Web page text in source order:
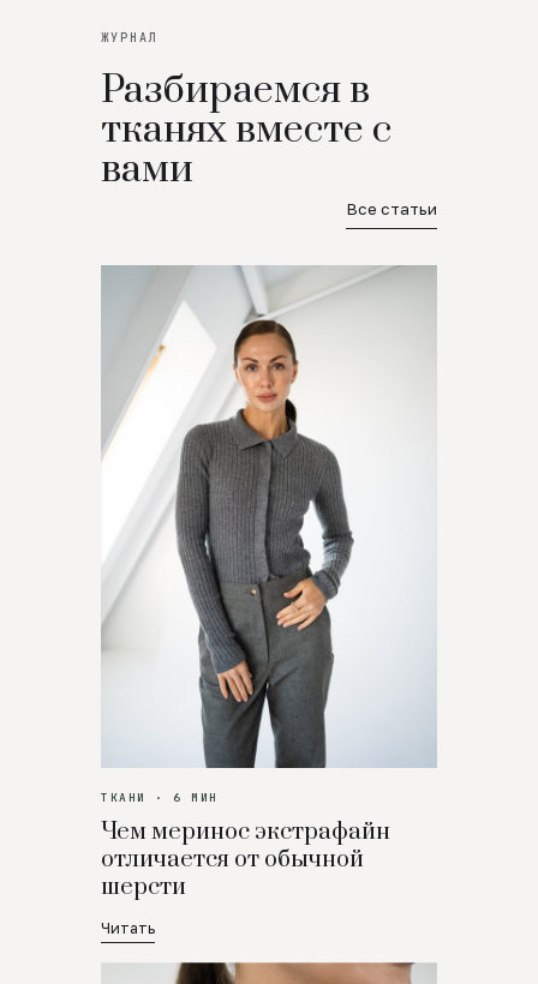
ЖУРНАЛ
Разбираемся в
тканях вместе с
вами
Все статьи
ТКАНИ · 6 МИН
Чем меринос экстрафайн
отличается от обычной
шерсти
Читать